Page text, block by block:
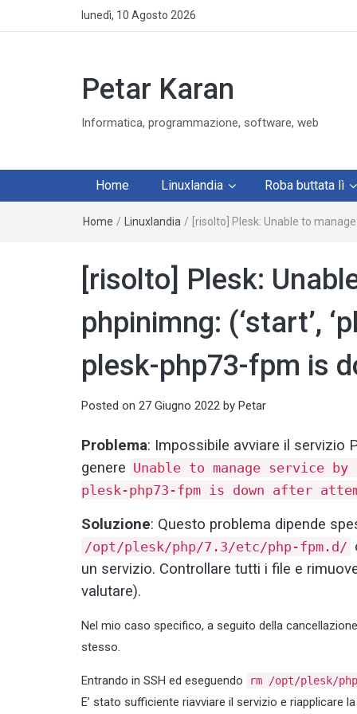
lunedì, 10 Agosto 2026
Petar Karan
Informatica, programmazione, software, web
Home Linuxlandia Roba buttata lì
Home / Linuxlandia / [risolto] Plesk: Unable to
[risolto] Plesk:
phpinimng: (‘start’,
plesk-php73-fpm is
Posted on 27 Giugno 2022 by Petar
Problema: Impossibile avviare il servizio
genere Unable to manage service
plesk-php73-fpm is down after
Soluzione: Questo problema dipende
/opt/plesk/php/7.3/etc/php-fpm.d/
un servizio. Controllare tutti i file e
valutare).
Nel mio caso specifico, a seguito della
stesso.
Entrando in SSH ed eseguendo rm /opt/plesk/
E’ stato sufficiente riavviare il servizio e riapplicare